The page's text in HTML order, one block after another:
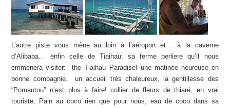
L’autre piste vous mène au loin à l’aéroport et… à la caverne
d’Alibaba… enfin celle de Tiaihau: sa ferme perliere qu’il nous
emmenera visiter: the Tiaihau Paradise! une matinée heureuse en
bonne compagnie. un accueil très chaleureux, la gentillesse des
“Pomautou” n’est plus à faire! collier de fleurs de thiaré, en vrai
touriste, Pain au coco rien que pour nous, eau de coco dans sa